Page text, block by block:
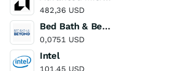
482,36 USD
Bed Bath & Beyond
0,0751 USD
Intel
101,45 USD